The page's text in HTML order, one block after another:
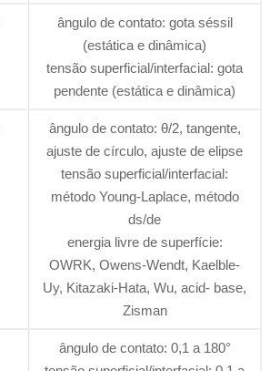
ângulo de contato: gota séssil
(estática e dinâmica)
tensão superficial/interfacial: gota
pendente (estática e dinâmica)
ângulo de contato: θ/2, tangente,
ajuste de círculo, ajuste de elipse
tensão superficial/interfacial:
método Young-Laplace, método
ds/de
energia livre de superfície:
OWRK, Owens-Wendt, Kaelble-
Uy, Kitazaki-Hata, Wu, acid- base,
Zisman
ângulo de contato: 0,1 a 180°